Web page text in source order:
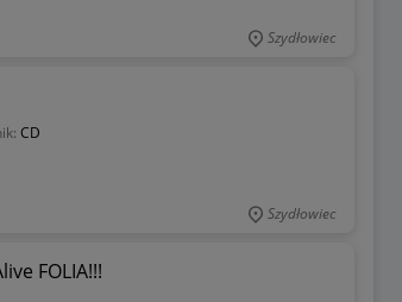
Szydłowiec
CD
Szydłowiec
FOLIA!!!